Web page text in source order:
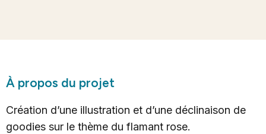
À propos du projet
Création d’une illustration et d’une déclinaison de
goodies sur le thème du flamant rose.